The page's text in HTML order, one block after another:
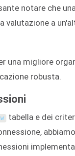
notare che
valutazione a
una migliore
robusta.
tabella e dei